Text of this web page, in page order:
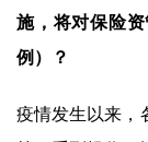
施，将对保险
例）？
疫情发生以来，